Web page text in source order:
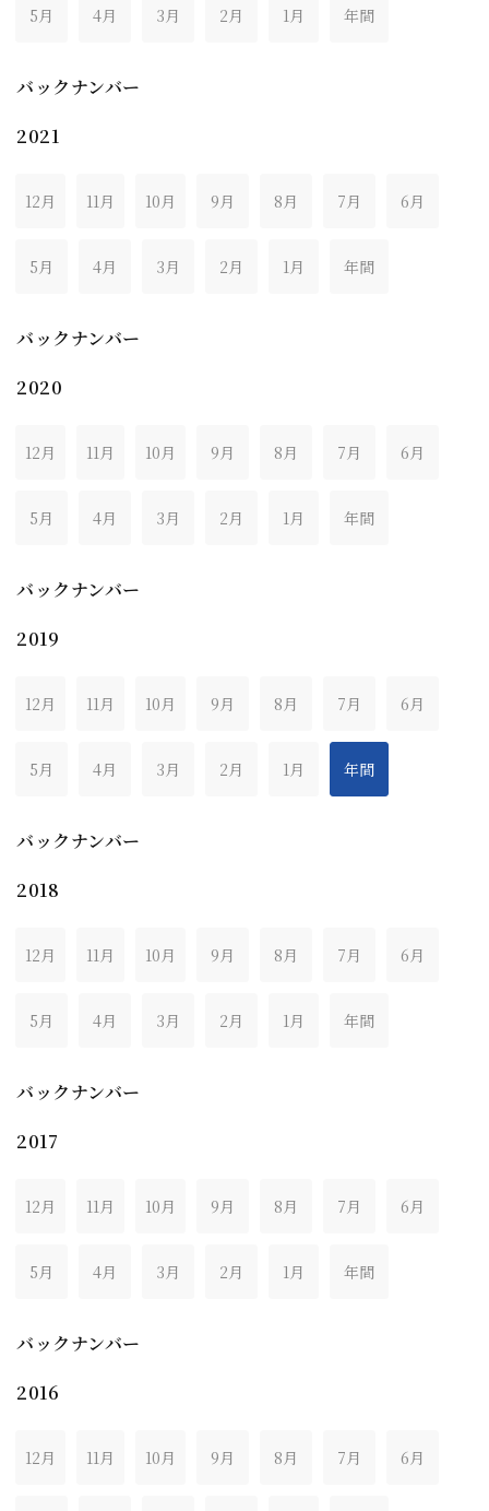
5月 4月 3月 2月 1月 年間
バックナンバー
2021
12月 11月 10月 9月 8月 7月 6月
5月 4月 3月 2月 1月 年間
バックナンバー
2020
12月 11月 10月 9月 8月 7月 6月
5月 4月 3月 2月 1月 年間
バックナンバー
2019
12月 11月 10月 9月 8月 7月 6月
5月 4月 3月 2月 1月 年間
バックナンバー
2018
12月 11月 10月 9月 8月 7月 6月
5月 4月 3月 2月 1月 年間
バックナンバー
2017
12月 11月 10月 9月 8月 7月 6月
5月 4月 3月 2月 1月 年間
バックナンバー
2016
12月 11月 10月 9月 8月 7月 6月